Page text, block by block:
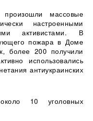
массовые
настроенными
активистами. В
пожара в Доме
более 200 получили
использовались
антиукраинских
10 уголовных